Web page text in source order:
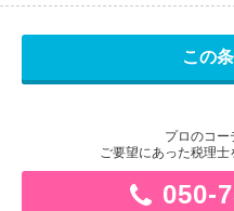
プロのコ
ご要望にあった税理
050-